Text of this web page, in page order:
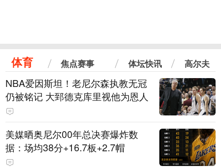
体育 焦点赛事 体坛快讯 高尔夫
NBA爱因斯坦！老尼尔森执教无冠
仍被铭记 大郅德克库里视他为恩人
美媒晒奥尼尔00年总决赛爆炸数
据：场均38分+16.7板+2.7帽